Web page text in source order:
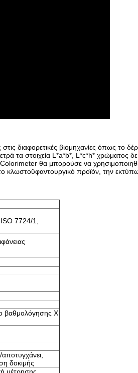
διαφορετικές βιομηχανίες όπως το
τα στοιχεία L*a*b*, L*c*h* χρώματος
θα μπορούσε να
κλωστοϋφαντουργικό προϊόν, την
7724/1,
βαθμολόγησης Χ
δοκιμής